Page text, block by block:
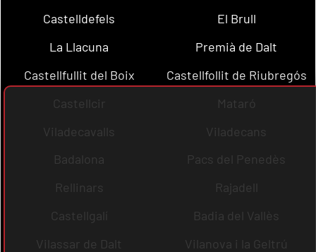
Castelldefels
El Brull
La Llacuna
Premià de Dalt
Castellfullit del Boix
Castellfollit de Riubregós
Castellcir
Mataró
Viladecavalls
Viladecans
Badalona
Pacs del Penedès
Rellinars
Rajadell
Castellgalí
Badia del Vallès
Vilassar de Dalt
Vilanova i la Geltrú